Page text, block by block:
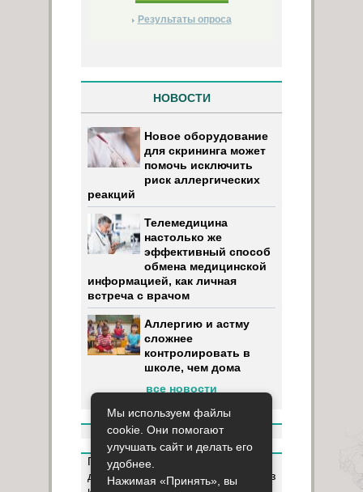
Результаты опроса
НОВОСТИ
Новое оборудование
для скрининга может
помочь исключить
риск аллергических
реакций
Телемедицина
настолько же
эффективный способ
обмена медицинской
информацией, как личная
встреча с врачом
Аллергию и астму
сложнее
контролировать в
школе, чем дома
все новости
Пользуясь данным ресурсом вы
даёте разрешение на сбор, анализ
Мы используем файлы
cookie. Они помогают
улучшать сайт и делать его
удобнее.
Нажимая «Принять», вы